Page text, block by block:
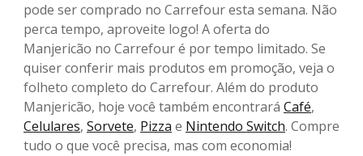
pode ser comprado no Carrefour esta semana. Não
perca tempo, aproveite logo! A oferta do
Manjericão no Carrefour é por tempo limitado. Se
quiser conferir mais produtos em promoção, veja o
folheto completo do Carrefour. Além do produto
Manjericão, hoje você também encontrará Café,
Celulares, Sorvete, Pizza e Nintendo Switch. Compre
tudo o que você precisa, mas com economia!